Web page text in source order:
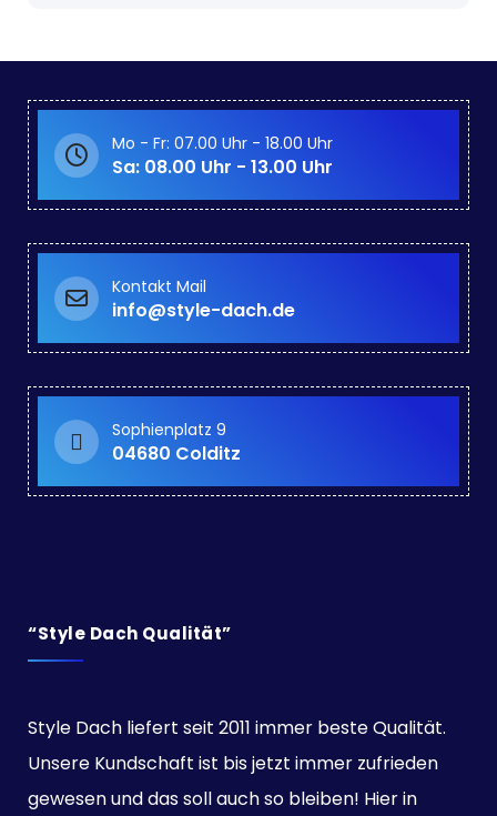
Mo - Fr: 07.00 Uhr - 18.00 Uhr
Sa: 08.00 Uhr - 13.00 Uhr
Kontakt Mail
info@style-dach.de
Sophienplatz 9
04680 Colditz
“Style Dach Qualität”
Style Dach liefert seit 2011 immer beste Qualität.
Unsere Kundschaft ist bis jetzt immer zufrieden
gewesen und das soll auch so bleiben! Hier in